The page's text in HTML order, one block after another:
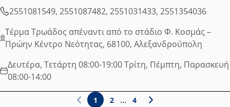
2551081549, 2551087482, 2551031433, 2551354036
Τέρμα Τρωάδος απέναντι από το στάδιο Φ. Κοσμάς –
Πρώην Κέντρο Νεότητας, 68100, Αλεξανδρούπολη
Δευτέρα, Τετάρτη 08:00-19:00 Τρίτη, Πέμπτη, Παρασκευή
08:00-14:00
1 2 ... 4